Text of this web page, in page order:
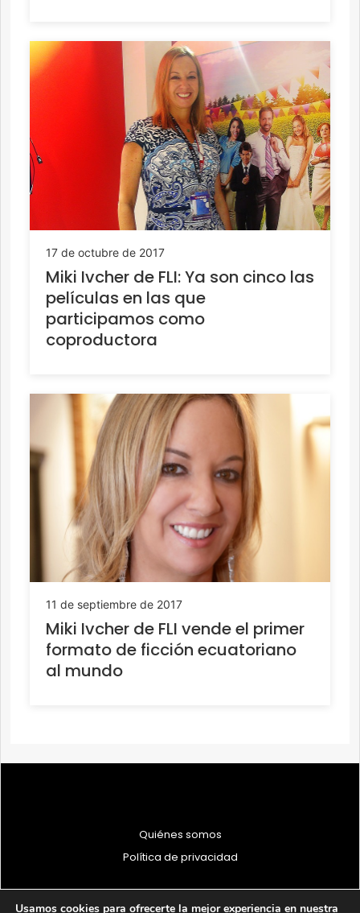
17 de octubre de 2017
Miki Ivcher de FLI: Ya son cinco las
películas en las que
participamos como
coproductora
11 de septiembre de 2017
Miki Ivcher de FLI vende el primer
formato de ficción ecuatoriano
al mundo
Quiénes somos
Política de privacidad
Usamos cookies para ofrecerte la mejor experiencia en nuestra